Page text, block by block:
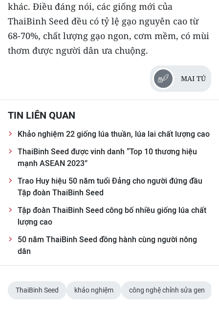
khác. Điều đáng nói, các giống mới của
ThaiBinh Seed đều có tỷ lệ gạo nguyên cao từ
68-70%, chất lượng gạo ngon, cơm mềm, có mùi
thơm được người dân ưa chuộng.
MAI TÚ
TIN LIÊN QUAN
Khảo nghiệm 22 giống lúa thuần, lúa lai chất lượng cao
ThaiBinh Seed được vinh danh “Top 10 thương hiệu
mạnh ASEAN 2023”
Trao Huy hiệu 50 năm tuổi Đảng cho người đứng đầu
Tập đoàn ThaiBinh Seed
Tập đoàn ThaiBinh Seed công bố nhiều giống lúa chất
lượng cao
50 năm ThaiBinh Seed đồng hành cùng người nông
dân
ThaiBinh Seed khảo nghiệm công nghệ chỉnh sửa gen